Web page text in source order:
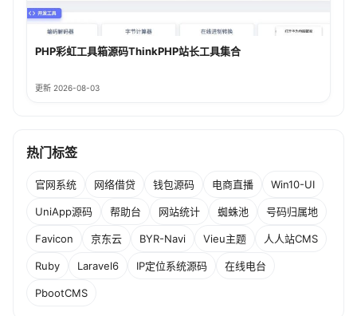
PHP彩虹工具箱源码ThinkPHP站长工具集合
更新 2026-08-03
热门标签
官网系统 网络借贷 钱包源码 电商直播 Win10-UI
UniApp源码 帮助台 网站统计 蜘蛛池 号码归属地
Favicon 京东云 BYR-Navi Vieu主题 人人站CMS
Ruby Laravel6 IP定位系统源码 在线电台
PbootCMS